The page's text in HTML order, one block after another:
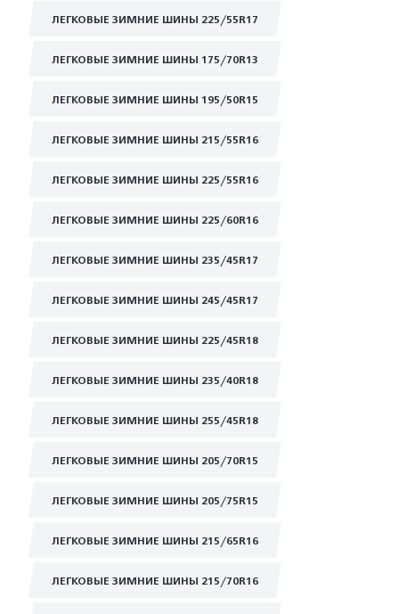
ЛЕГКОВЫЕ ЗИМНИЕ ШИНЫ 225/55R17
ЛЕГКОВЫЕ ЗИМНИЕ ШИНЫ 175/70R13
ЛЕГКОВЫЕ ЗИМНИЕ ШИНЫ 195/50R15
ЛЕГКОВЫЕ ЗИМНИЕ ШИНЫ 215/55R16
ЛЕГКОВЫЕ ЗИМНИЕ ШИНЫ 225/55R16
ЛЕГКОВЫЕ ЗИМНИЕ ШИНЫ 225/60R16
ЛЕГКОВЫЕ ЗИМНИЕ ШИНЫ 235/45R17
ЛЕГКОВЫЕ ЗИМНИЕ ШИНЫ 245/45R17
ЛЕГКОВЫЕ ЗИМНИЕ ШИНЫ 225/45R18
ЛЕГКОВЫЕ ЗИМНИЕ ШИНЫ 235/40R18
ЛЕГКОВЫЕ ЗИМНИЕ ШИНЫ 255/45R18
ЛЕГКОВЫЕ ЗИМНИЕ ШИНЫ 205/70R15
ЛЕГКОВЫЕ ЗИМНИЕ ШИНЫ 205/75R15
ЛЕГКОВЫЕ ЗИМНИЕ ШИНЫ 215/65R16
ЛЕГКОВЫЕ ЗИМНИЕ ШИНЫ 215/70R16